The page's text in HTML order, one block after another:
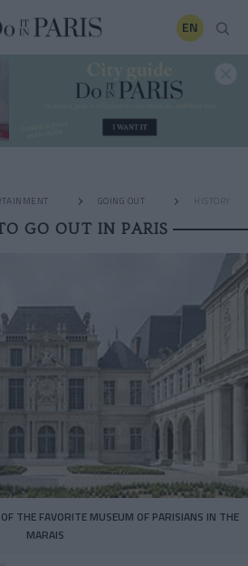
EN
GOING OUT HISTORY
GO OUT IN PARIS
THE FAVORITE MUSEUM OF PARISIANS IN THE
MARAIS